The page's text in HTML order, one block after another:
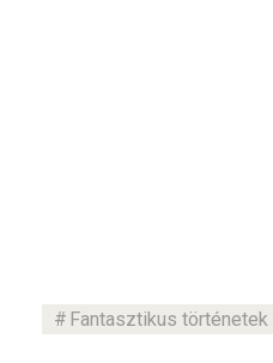
Fantasztikus történetek